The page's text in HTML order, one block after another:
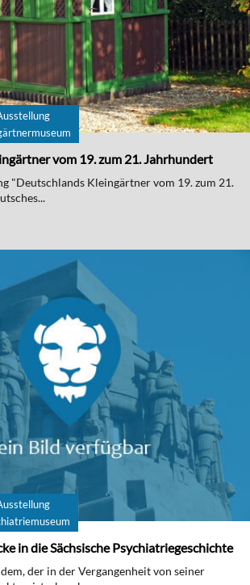
vom 19. zum 21. Jahrhundert
"Deutschlands Kleingärtner vom 19. zum 21.
in die Sächsische Psychiatriegeschichte
der in der Vergangenheit von seiner